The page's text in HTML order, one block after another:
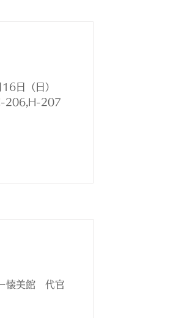
日（日）
206,H-207
懐美館 代官